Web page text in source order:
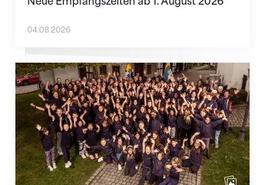
04.08.2026
Wenn Mitmachen selbstverständlich ist